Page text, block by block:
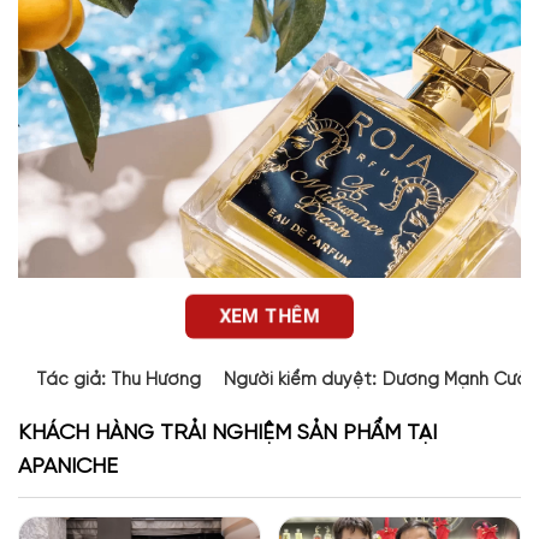
Thiết kế chai nước hoa
bản nước hoa khác của Roja. Nước hoa đã nhanh chóng thu
XEM THÊM
Tác giả: Thu Hương Người kiểm duyệt: Dương Mạnh
KHÁCH HÀNG TRẢI NGHIỆM SẢN PHẨM TẠI
APANICHE